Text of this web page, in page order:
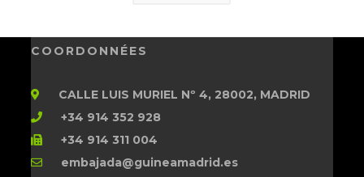
COORDONNÉES
CALLE LUIS MURIEL Nº 4, 28002, MADRID
+34 914 352 928
+34 914 311 004
embajada@guineamadrid.es